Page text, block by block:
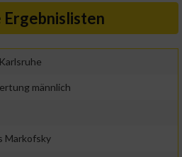
männlich
Markofsky